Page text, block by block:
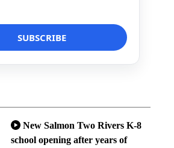
New Salmon Two Rivers K-8
school opening after years of